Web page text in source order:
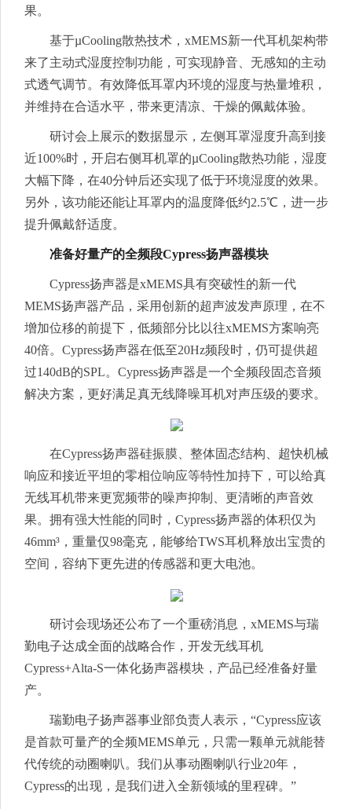
果。
基于µCooling散热技术，xMEMS新一代耳机架构带
来了主动式湿度控制功能，可实现静音、无感知的主动
式透气调节。有效降低耳罩内环境的湿度与热量堆积，
并维持在合适水平，带来更清凉、干燥的佩戴体验。
研讨会上展示的数据显示，左侧耳罩湿度升高到接
近100%时，开启右侧耳机罩的µCooling散热功能，湿度
大幅下降，在40分钟后还实现了低于环境湿度的效果。
另外，该功能还能让耳罩内的温度降低约2.5℃，进一步
提升佩戴舒适度。
准备好量产的全频段Cypress扬声器模块
Cypress扬声器是xMEMS具有突破性的新一代
MEMS扬声器产品，采用创新的超声波发声原理，在不
增加位移的前提下，低频部分比以往xMEMS方案响亮
40倍。Cypress扬声器在低至20Hz频段时，仍可提供超
过140dB的SPL。Cypress扬声器是一个全频段固态音频
解决方案，更好满足真无线降噪耳机对声压级的要求。
在Cypress扬声器硅振膜、整体固态结构、超快机械
响应和接近平坦的零相位响应等特性加持下，可以给真
无线耳机带来更宽频带的噪声抑制、更清晰的声音效
果。拥有强大性能的同时，Cypress扬声器的体积仅为
46mm³，重量仅98毫克，能够给TWS耳机释放出宝贵的
空间，容纳下更先进的传感器和更大电池。
研讨会现场还公布了一个重磅消息，xMEMS与瑞
勤电子达成全面的战略合作，开发无线耳机
Cypress+Alta-S一体化扬声器模块，产品已经准备好量
产。
瑞勤电子扬声器事业部负责人表示，“Cypress应该
是首款可量产的全频MEMS单元，只需一颗单元就能替
代传统的动圈喇叭。我们从事动圈喇叭行业20年，
Cypress的出现，是我们进入全新领域的里程碑。”